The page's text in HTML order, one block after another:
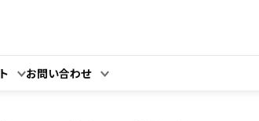
お問い合わせ